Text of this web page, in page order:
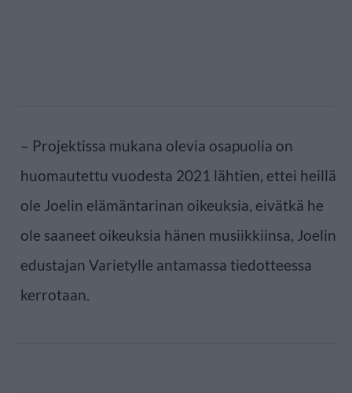
– Projektissa mukana olevia osapuolia on
huomautettu vuodesta 2021 lähtien, ettei heillä
ole Joelin elämäntarinan oikeuksia, eivätkä he
ole saaneet oikeuksia hänen musiikkiinsa, Joelin
edustajan Varietylle antamassa tiedotteessa
kerrotaan.